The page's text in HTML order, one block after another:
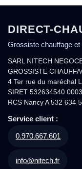
DIRECT-
Grossiste chauffage
SARL NITECH
GROSSISTE
4 Ter rue du maréchal
SIRET 532634540
RCS Nancy A 532 634
Service client :
0.970.667.601
info@nitech.fr